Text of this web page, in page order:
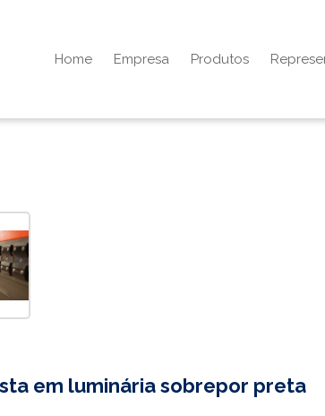
Home Empresa Produtos
em luminária sobrepor preta